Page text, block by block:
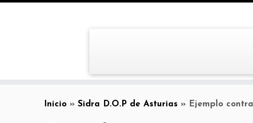
Inicio » Sidra D.O.P de Asturias » Ejemplo